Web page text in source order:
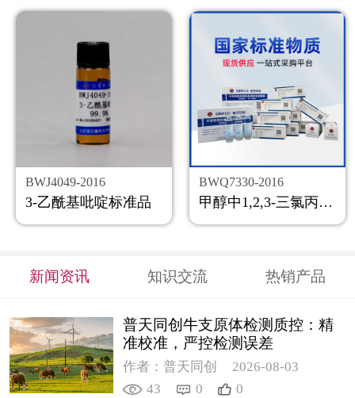
BWJ4049-2016
3-乙酰基吡啶标准品
BWQ7330-2016
甲醇中1,2,3-三氯丙烷溶液标准物质
新闻资讯 知识交流 热销产品
普天同创牛支原体检测质控：精
准校准，严控检测误差
作者：普天同创
2026-08-03
43
0 0
返回主页